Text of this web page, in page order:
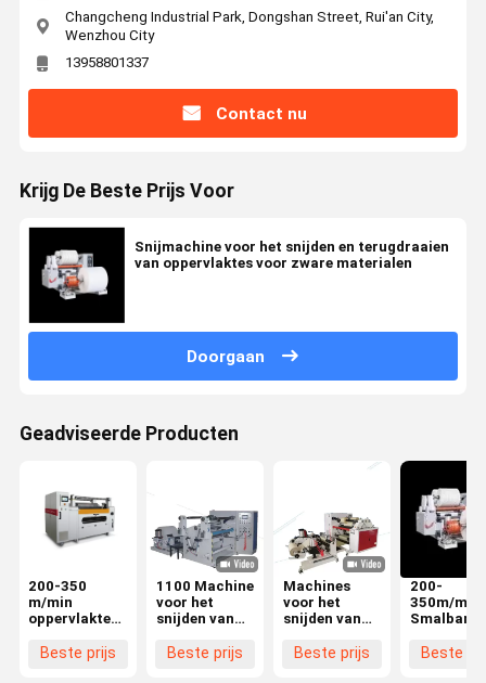
Changcheng Industrial Park, Dongshan Street, Rui'an City,
Wenzhou City
13958801337
Contact nu
Krijg De Beste Prijs Voor
Snijmachine voor het snijden en terugdraaien
van oppervlaktes voor zware materialen
Doorgaan
Geadviseerde Producten
200-350
m/min
oppervlakte-
snijmachine
Beste prijs
1100 Machine
voor het
snijden van
Beste prijs
Machines
voor het
snijden van
van niet-
Beste prijs
200-
350m/min
Smalband
Beste